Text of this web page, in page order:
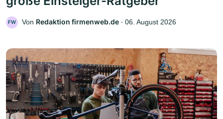
FW Von Redaktion firmenweb.de ‧ 06. August 2026